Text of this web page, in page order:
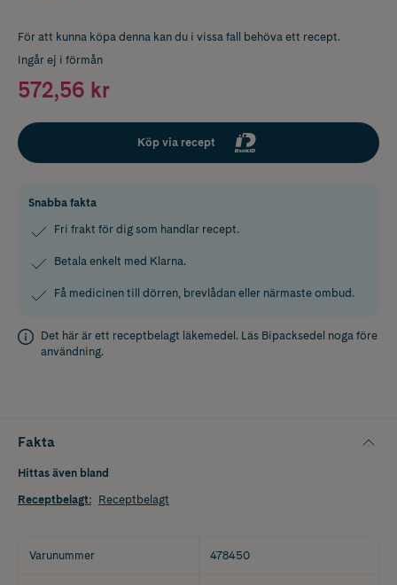
För att kunna köpa denna kan du i vissa fall behöva ett recept.
Ingår ej i förmån
572,56 kr
Köp via recept
Snabba fakta
Fri frakt för dig som handlar recept.
Betala enkelt med Klarna.
Få medicinen till dörren, brevlådan eller närmaste ombud.
Det här är ett receptbelagt läkemedel. Läs Bipacksedel noga före
användning.
Fakta
Hittas även bland
Receptbelagt: Receptbelagt
Varunummer 478450